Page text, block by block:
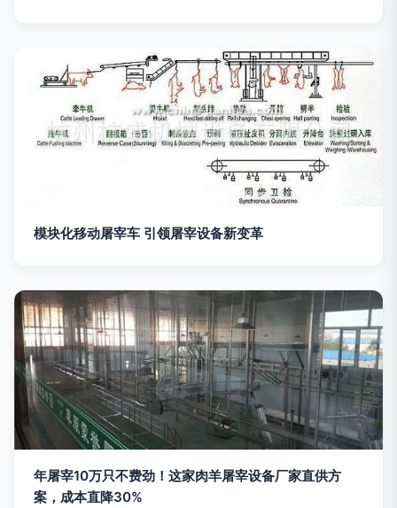
模块化移动屠宰车 引领屠宰设备新变革
年屠宰10万只不费劲！这家肉羊屠宰设备厂家直供方
案，成本直降30%